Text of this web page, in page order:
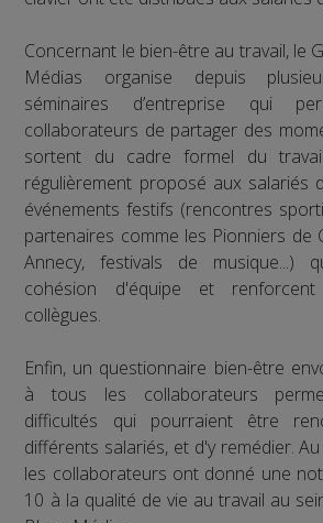
Concernant le bien-être au travail, le
Médias organise depuis
séminaires d’entreprise qui
collaborateurs de partager des
sortent du cadre formel du
régulièrement proposé aux salariés
événements festifs (rencontres
partenaires comme les Pionniers de
Annecy, festivals de musique...)
cohésion d'équipe et
collègues.
Enfin, un questionnaire bien-être
à tous les collaborateurs
difficultés qui pourraient être
différents salariés, et d'y remédier.
les collaborateurs ont donné une
10 à la qualité de vie au travail au